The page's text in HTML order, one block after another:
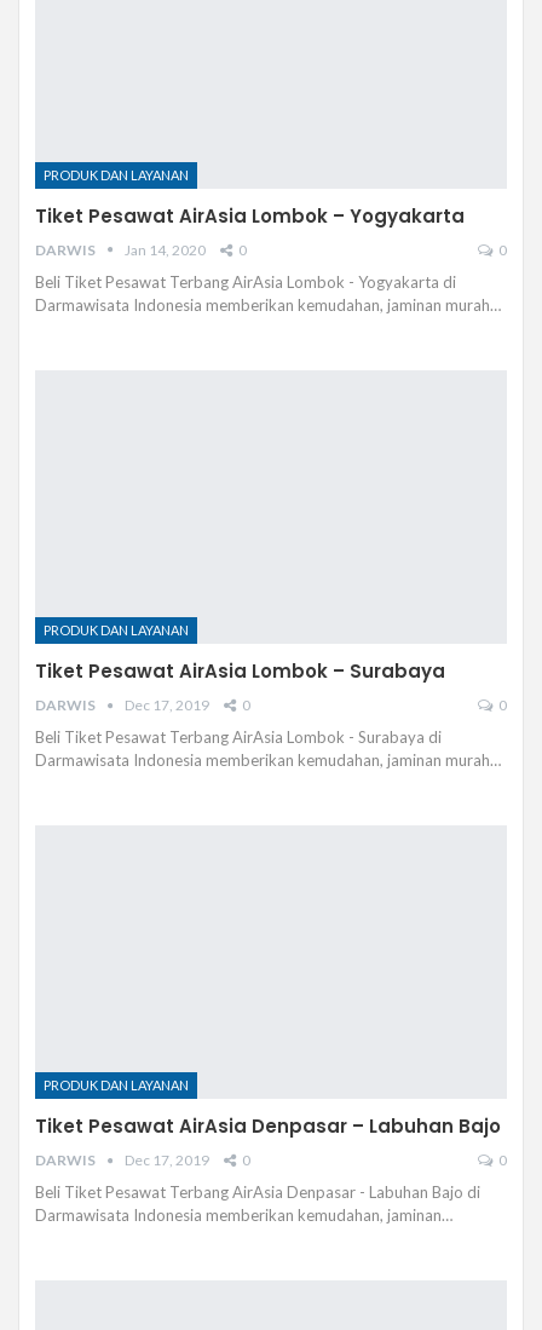
PRODUK DAN LAYANAN
Tiket Pesawat AirAsia Lombok – Yogyakarta
DARWIS Jan 14, 2020 0 0
Beli Tiket Pesawat Terbang AirAsia Lombok - Yogyakarta di
Darmawisata Indonesia memberikan kemudahan, jaminan murah…
PRODUK DAN LAYANAN
Tiket Pesawat AirAsia Lombok – Surabaya
DARWIS Dec 17, 2019 0 0
Beli Tiket Pesawat Terbang AirAsia Lombok - Surabaya di
Darmawisata Indonesia memberikan kemudahan, jaminan murah…
PRODUK DAN LAYANAN
Tiket Pesawat AirAsia Denpasar – Labuhan Bajo
DARWIS Dec 17, 2019 0 0
Beli Tiket Pesawat Terbang AirAsia Denpasar - Labuhan Bajo di
Darmawisata Indonesia memberikan kemudahan, jaminan…